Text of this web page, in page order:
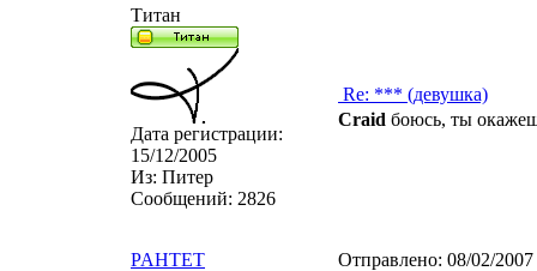
Титан
Дата регистрации:
15/12/2005
Из: Питер
Сообщений: 2826
Re: *** (девушка)
Craid боюсь, ты
PAHTET Отправлено: 08/02/